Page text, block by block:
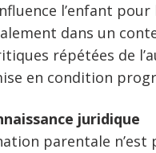
l’enfant
dans un
répétées de
en condition
juridique
parentale